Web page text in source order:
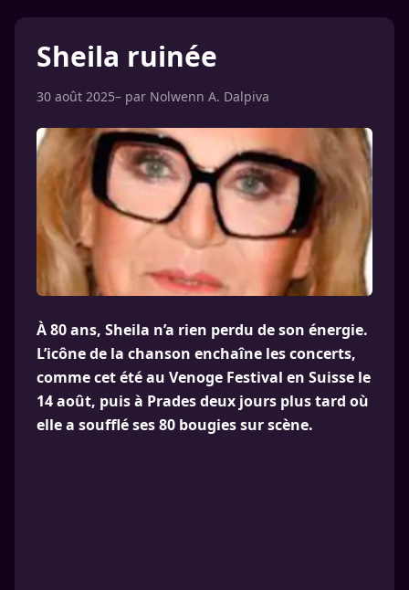
Sheila ruinée
30 août 2025– par Nolwenn A. Dalpiva
À 80 ans, Sheila n’a rien perdu de son énergie.
L’icône de la chanson enchaîne les concerts,
comme cet été au Venoge Festival en Suisse le
14 août, puis à Prades deux jours plus tard où
elle a soufflé ses 80 bougies sur scène.